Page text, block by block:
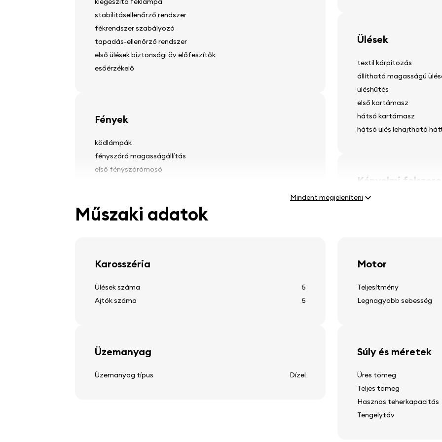
stabilitásellenőrző rendszer
fékrendszer szabályozó
tapadás-ellenőrző rendszer
első ülések biztonsági öv előfeszítők
esőérzékelő
Fények
ködlámpák
fényszóró magasságállítás
első fényszórómosó
Gumik és kerekek
bőr kormánykerék
Ülések
textil kárpitozás
állítható magasságú
üléshűtés
első kartámasz
hátsó kartámasz
hátsó ülés lehajtható
Kényelmi
elektromosan állítható
Egyéb felszerelés
hátsó ablak fűtés
külső hőmérséklet kijelző
hátsó ablakmosó
Mindent megjeleníteni
Műszaki adatok
Karosszéria
Ülések száma
5
Ajtók száma
5
Üzemanyag
Üzemanyag típus Dízel
Motor
Teljesítmény
Legnagyobb sebesség
Súly és méretek
Üres tömeg
Teljes tömeg
Hasznos teherkapacitás
Tengelytáv